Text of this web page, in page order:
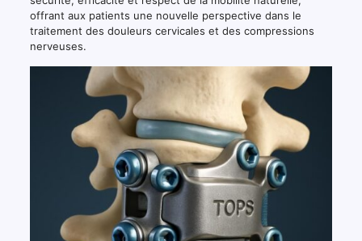
offrant aux patients une nouvelle perspective dans le
traitement des douleurs cervicales et des compressions
nerveuses.